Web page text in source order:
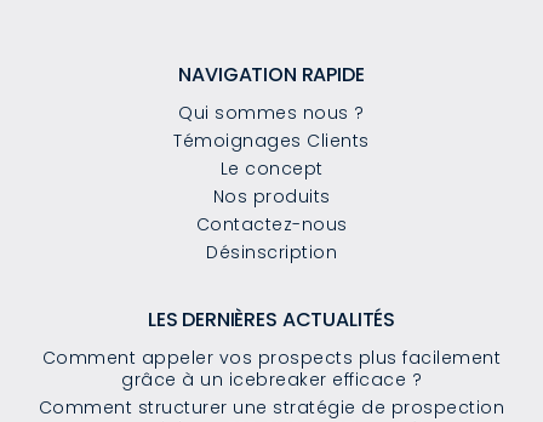
NAVIGATION RAPIDE
Qui sommes nous ?
Témoignages Clients
Le concept
Nos produits
Contactez-nous
Désinscription
LES DERNIÈRES ACTUALITÉS
Comment appeler vos prospects plus facilement
grâce à un icebreaker efficace ?
Comment structurer une stratégie de prospection